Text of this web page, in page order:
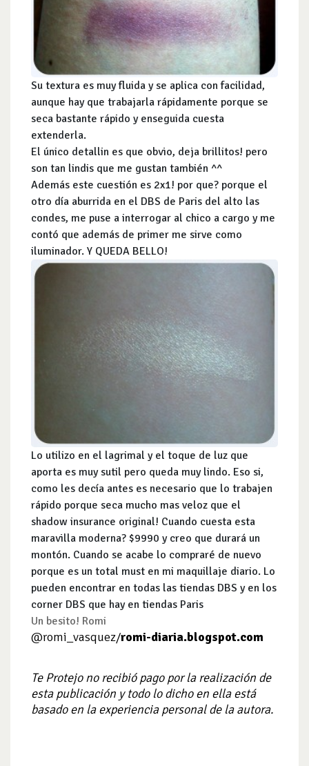
Su textura es muy fluida y se aplica con facilidad,
aunque hay que trabajarla rápidamente porque se
seca bastante rápido y enseguida cuesta
extenderla.
El único detallin es que obvio, deja brillitos! pero
son tan lindis que me gustan también ^^
Además este cuestión es 2x1! por que? porque el
otro día aburrida en el DBS de Paris del alto las
condes, me puse a interrogar al chico a cargo y me
contó que además de primer me sirve como
iluminador. Y QUEDA BELLO!
Lo utilizo en el lagrimal y el toque de luz que
aporta es muy sutil pero queda muy lindo. Eso si,
como les decía antes es necesario que lo trabajen
rápido porque seca mucho mas veloz que el
shadow insurance original! Cuando cuesta esta
maravilla moderna? $9990 y creo que durará un
montón. Cuando se acabe lo compraré de nuevo
porque es un total must en mi maquillaje diario. Lo
pueden encontrar en todas las tiendas DBS y en los
corner DBS que hay en tiendas Paris
Un besito! Romi
@romi_vasquez/romi-diaria.blogspot.com
Te Protejo no recibió pago por la realización de
esta publicación y todo lo dicho en ella está
basado en la experiencia personal de la autora.